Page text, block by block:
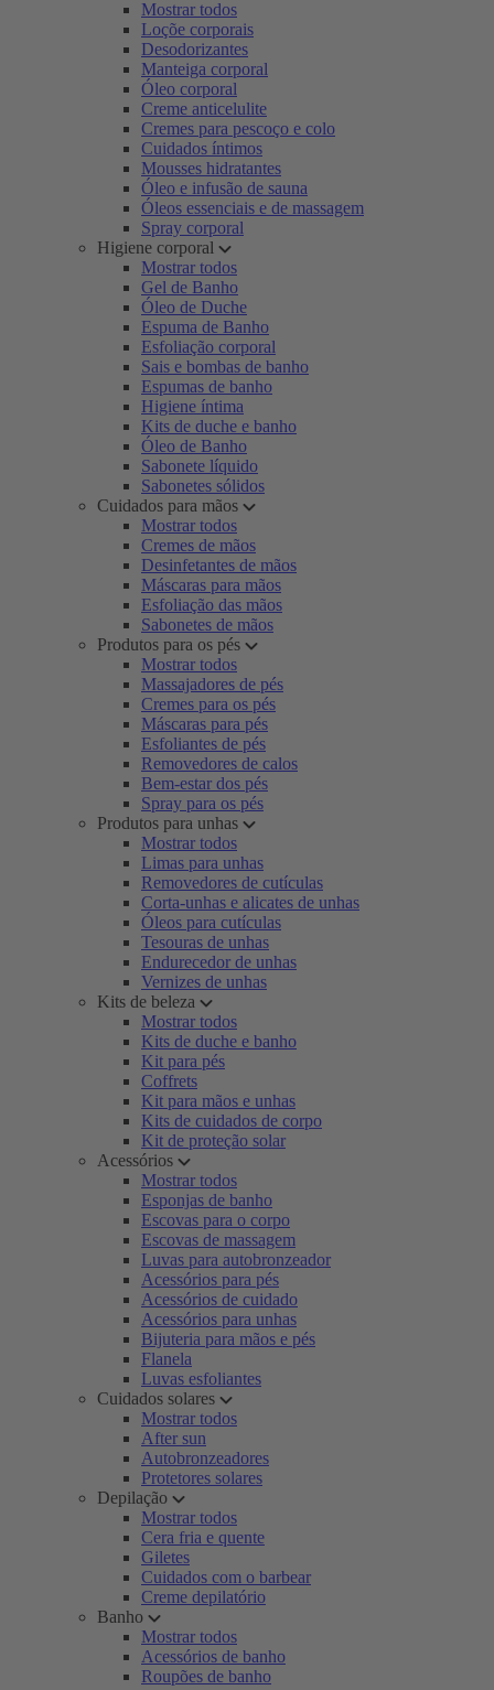
Mostrar todos
Loçõe corporais
Desodorizantes
Manteiga corporal
Óleo corporal
Creme anticelulite
Cremes para pescoço e colo
Cuidados íntimos
Mousses hidratantes
Óleo e infusão de sauna
Óleos essenciais e de massagem
Spray corporal
Higiene corporal
Mostrar todos
Gel de Banho
Óleo de Duche
Espuma de Banho
Esfoliação corporal
Sais e bombas de banho
Espumas de banho
Higiene íntima
Kits de duche e banho
Óleo de Banho
Sabonete líquido
Sabonetes sólidos
Cuidados para mãos
Mostrar todos
Cremes de mãos
Desinfetantes de mãos
Máscaras para mãos
Esfoliação das mãos
Sabonetes de mãos
Produtos para os pés
Mostrar todos
Massajadores de pés
Cremes para os pés
Máscaras para pés
Esfoliantes de pés
Removedores de calos
Bem-estar dos pés
Spray para os pés
Produtos para unhas
Mostrar todos
Limas para unhas
Removedores de cutículas
Corta-unhas e alicates de unhas
Óleos para cutículas
Tesouras de unhas
Endurecedor de unhas
Vernizes de unhas
Kits de beleza
Mostrar todos
Kits de duche e banho
Kit para pés
Coffrets
Kit para mãos e unhas
Kits de cuidados de corpo
Kit de proteção solar
Acessórios
Mostrar todos
Esponjas de banho
Escovas para o corpo
Escovas de massagem
Luvas para autobronzeador
Acessórios para pés
Acessórios de cuidado
Acessórios para unhas
Bijuteria para mãos e pés
Flanela
Luvas esfoliantes
Cuidados solares
Mostrar todos
After sun
Autobronzeadores
Protetores solares
Depilação
Mostrar todos
Cera fria e quente
Giletes
Cuidados com o barbear
Creme depilatório
Banho
Mostrar todos
Acessórios de banho
Roupões de banho